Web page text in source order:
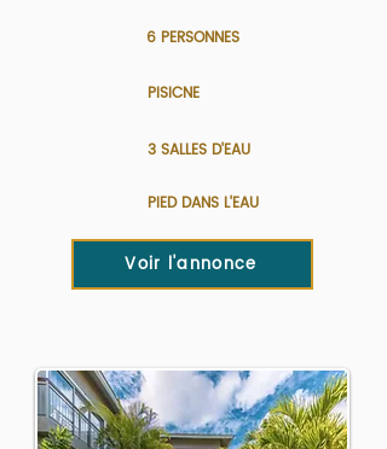
6 PERSONNES
PISICNE
3 SALLES D'EAU
PIED DANS L'EAU
Voir l'annonce